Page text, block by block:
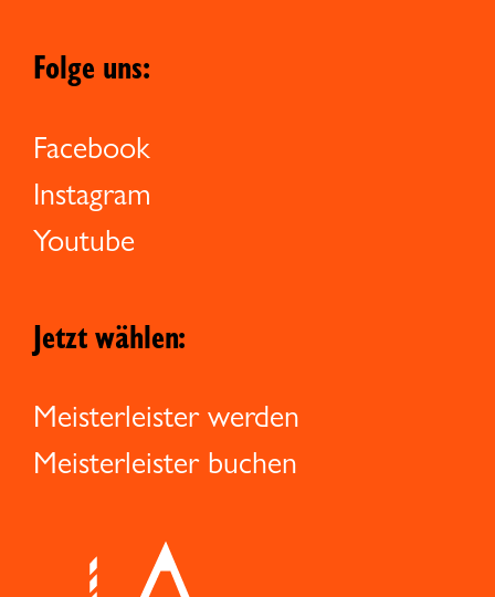
Folge uns:
Facebook
Instagram
Youtube
Jetzt wählen:
Meisterleister werden
Meisterleister buchen